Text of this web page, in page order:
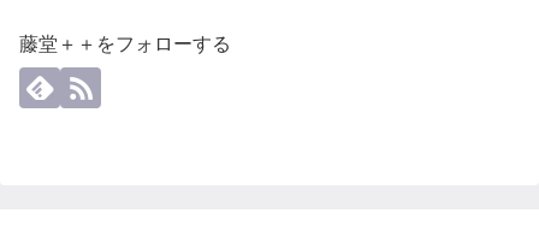
藤堂＋＋をフォローする